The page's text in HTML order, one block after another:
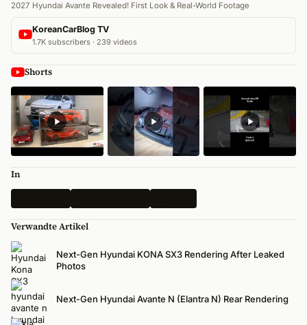
2027 Hyundai Avante Revealed! First Look & Real-World Footage
KoreanCarBlog TV
1.7K subscribers · 239 videos
Shorts
In
Verwandte Artikel
Next-Gen Hyundai KONA SX3 Rendering After Leaked
Photos
Next-Gen Hyundai Avante N (Elantra N) Rear Rendering